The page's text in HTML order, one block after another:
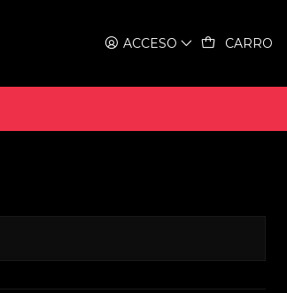
ACCESO CARRO
Anonizado